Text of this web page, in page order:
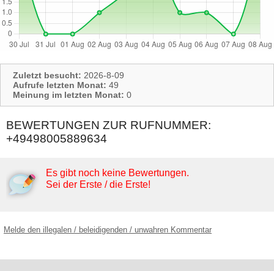
Zuletzt besucht: 2026-8-09
Aufrufe letzten Monat: 49
Meinung im letzten Monat: 0
BEWERTUNGEN ZUR RUFNUMMER:
+49498005889634
Es gibt noch keine Bewertungen.
Sei der Erste / die Erste!
Melde den illegalen / beleidigenden / unwahren Kommentar